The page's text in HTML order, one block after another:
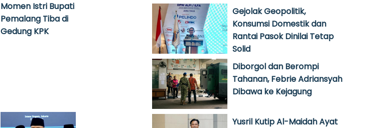
Momen Istri Bupati
Pemalang Tiba di
Gedung KPK
Gejolak Geopolitik,
Konsumsi Domestik dan
Rantai Pasok Dinilai Tetap
Solid
Diborgol dan Berompi
Tahanan, Febrie Adriansyah
Dibawa ke Kejagung
Yusril Kutip Al-Maidah Ayat